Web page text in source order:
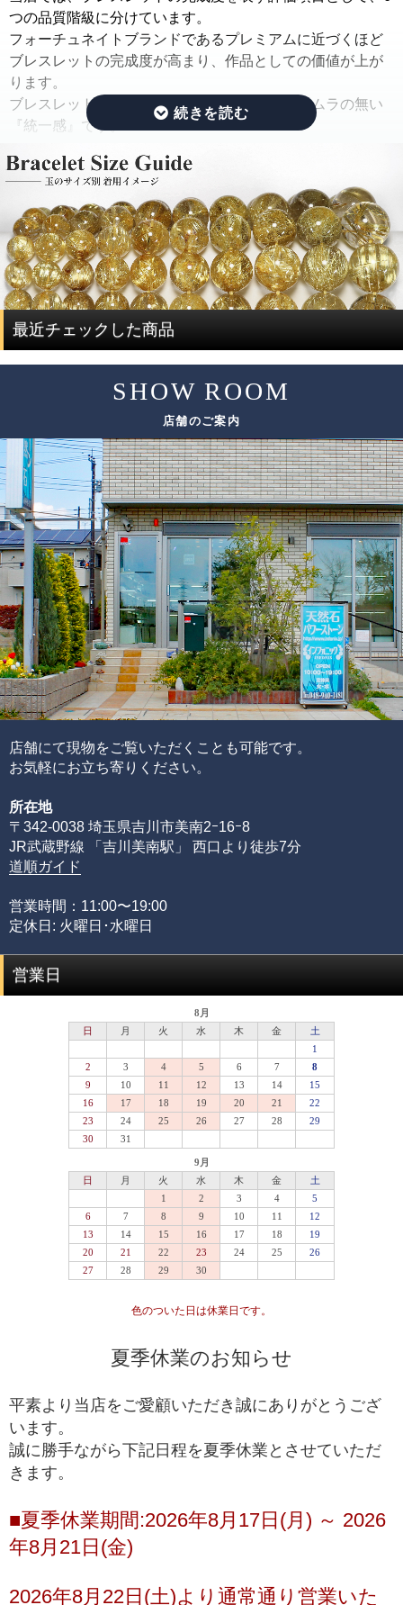
ままの状態でご紹介するのではなく、手間ひまをかけた
「組み替え作業」を行っています。
この作業では、ルチルのタイプ(ルチルの入り方、ルチルの
太さ、ルチルの色味、ルチルの内包量)と、水晶の透明度を
できる限り揃えるように努めています。
限り取り除き、ブレスレットを組み直すことで、製品とし
ての品質を大幅に高めています。
通常、この組み替え作業を行うには、同じサイズ、同じ品
質のブレスレットを複数用意する必要があり、費用がかさ
んでしまい容易なことではありません。
ですが、ルチルクォーツに特化した専門店だからこそ、一
サイズ毎に本数も揃うことで、この組み替え作業を可能と
ただし、希少性の高いルチルクォーツは、仕入れのチャン
スも限られてしまうため、替えのビーズをご用意できない
場合がございます。
その場合は、ありのままの美しさをご紹介しております。
つの品質階級に分けています。
フォーチュネイトブランドであるプレミアムに近づくほど
ブレスレットの完成度が高まり、作品としての価値が上が
ります。
ブレスレットの完成度を決める基準は、品質にムラの無い
『統一感』です。
その統一感とは何かをご説明したいと思います。
ルチルクォーツは、水晶にルチルが内包されている鉱物で
す。
ルチルクォーツを評価する際には、ルチルと水晶で分けて
評価する必要があります。
ルチルクォーツの評価は、「ルチル」「水晶」の2つの要素
で決まります。
基準となる評価ポイント
ルチル
色味
太さ
輝き方
入り方
水晶
色味
透明度
この他にも細かい評価ポイントはございますが、大きく分
けて6つの評価ポイントを基に、各要素の水準が決まり、そ
れらを合算することで品質を見極めています。
ブレスレットの品質階級は、ブレスレットを構成している
各ビーズの品質水準の高さと品質水準のムラで決まりま
す。
通常、半貴石には上記のような基準を基にした品質管理を
することが出来ません。
めには、それぞれの石の一番下から一番上までの全ての品
質を網羅する必要があるからです。
限られた品質の知識のみでは、正確な品質評価をすること
が出来ません。
専門店としてルチルクォーツに情熱を注ぎ、ありとあらゆ
る加工工場に足を運び、積み重ねてきた品質知識があるか
す。
セミプレミアムをベースに可能な限りビーズを入れ
替えていき、各ビーズの品質ムラを無した、最も完
成度(統一感)の高い傑作ブレスレット
セミプレミアム
最高品質をベースにビーズを入れ替えていき、各ビ
ーズの品質水準が最も高いプレミアムビーズのみで
組み上げた、完成度(統一感)の高いブレスレット
専門工場で3％程度しか組み上げることができない、
入手が極めて難しいブレスレット
一般に流通していないライン
国内でトップクオリティ *1として販売されているライ
きるブレスレット
入門モデル
ルチルクォーツが初めての方や、低価格でも品質の
※上記の階級は、主に産出量の最も多いゴールドルチルクォーツを対象に適
用している基準となります。ビーズへの加工が少ない希少な色味の種類にお
チルクォーツと同じ基準値で品質を測ることが難しく、高品質以上の品質階
級を基本的に定めておりません。
最近チェックした商品
SHOW ROOM
店舗のご案内
店舗にて現物をご覧いただくことも可能です。
お気軽にお立ち寄りください。
所在地
〒342-0038 埼玉県吉川市美南2ｰ16ｰ8
JR武蔵野線 「吉川美南駅」 西口より徒歩7分
道順ガイド
営業時間：11:00〜19:00
定休日: 火曜日･水曜日
営業日
色のついた日は休業日です。
夏季休業のお知らせ
平素より当店をご愛顧いただき誠にありがとうござ
います。
誠に勝手ながら下記日程を夏季休業とさせていただ
きます。
■夏季休業期間:2026年8月17日(月) ～ 2026
年8月21日(金)
2026年8月22日(土)より通常通り営業いた